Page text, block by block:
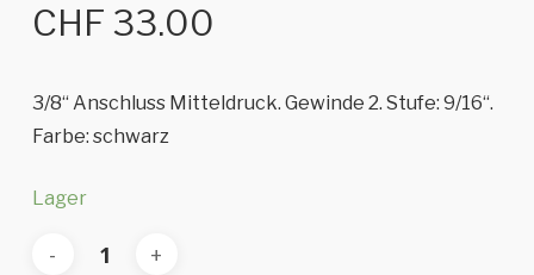
CHF 33.00
3/8“ Anschluss Mitteldruck. Gewinde 2. Stufe: 9/16“.
Farbe: schwarz
Lager